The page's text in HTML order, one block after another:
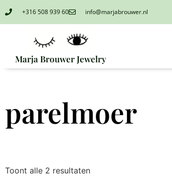
+316 508 939 60 info@marjabrouwer.nl
Marja Brouwer Jewelry
parelmoer
Toont alle 2 resultaten